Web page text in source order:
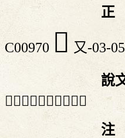
C00970 𠬣 又-03-05
說
「𠬣」《說文》不錄。